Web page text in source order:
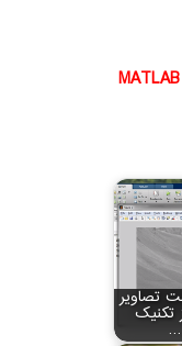
تصاویر
تکنیک